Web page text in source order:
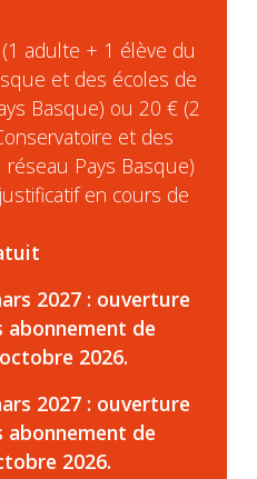
adulte + 1 élève du
et des écoles de
Basque) ou 20 € (2
et des
Pays Basque)
en cours de
2027 : ouverture
de
2026.
2027 : ouverture
de
2026.